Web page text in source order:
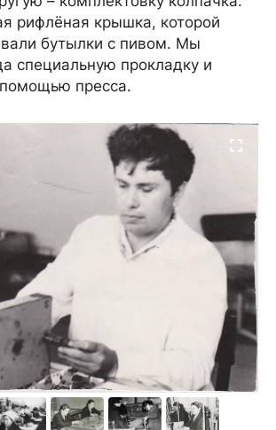
рифлёная крышка, которой
бутылки с пивом. Мы
специальную прокладку и
пресса.